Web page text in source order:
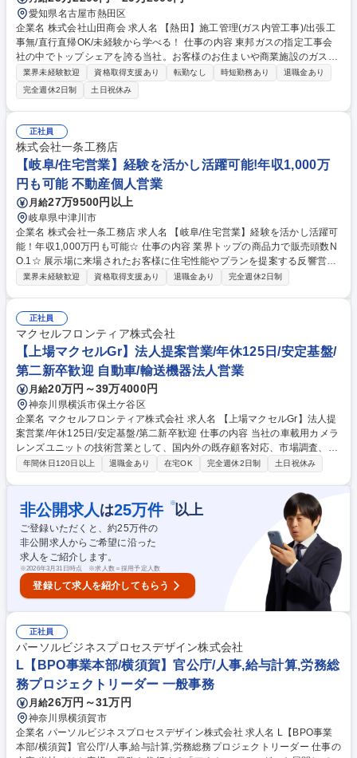
愛知県名古屋市熱田区
企業名 株式会社山田商会 求人名 【熱田】施工管理(ガス内管工事)/出張工
事無/直行直帰OK/未経験から学べる！ 仕事の内容 東邦ガスの指定工事会
社の中でトップシェアを誇る当社。お客様のお住まいや商業施設のガス内
管工事の設計・施工管理を行っていただきます。(現場作業ではありませ
ん)工事全体を管理・調整する監督業務です。 ■現場の工程管理 ■各工事担
当者との打ち合わせ ■予算管理、品質管理、安全管理 ■施工図面／竣工図
面の作成 ■書類の作成、報告など。 書類作成等はサポート事務が複数名お
り、働き易い環境を目指しております。【魅力】東邦ガスの指定工事会社
であり、中部圏内でトップシェアです！土木関連のお仕事が初めてだった
社員も多数活躍しています。 募集職種 【熱田】施工管理(ガス内管工事)/
出張工事無/直行直帰OK/未経験から学べる！
業界未経験歓迎 資格取得支援あり 転勤なし 時短勤務あり
退職金あり
完全週休2日制
土日祝休み
正社員
株式会社一条工務店
【岐阜/住宅営業】経験を活かし活躍可能!年収1,000万
円も可能 不動産個人営業
月給27万9500円以上
岐阜県中津川市
企業名 株式会社一条工務店 求人名 【岐阜/住宅営業】経験を活かし活躍可
能！年収1,000万円も可能☆ 仕事の内容 業界トップの商品力で販売頭数N
O.1☆ 展示場に来場されたお客様に住宅性能やプランを提案する反響営
業。飛び込みやテレアポ無しで、高い商品力を活かしてご提案をいただき
提出 ■契約後のフォローやスケジュール調整 ■社内設計・工事担当との連
携を図り、引き渡しまでお客様をサポート ◎商品力・研修体制が充実して
おり、未経験からでも安心して成長できます。リクルートエージェント 募
集職種 【岐阜/住宅営業】経験を活かし活躍可能！年収1,000万円も可能☆
業界未経験歓迎 資格取得支援あり 退職金あり 完全週休2日制
正社員
マクセルフロンティア株式会社
【上場マクセルGr】法人提案営業/年休125日/安定基盤/
第二新卒歓迎 自動車/輸送機器法人営業
月給20万円～39万4000円
神奈川県横浜市保土ケ谷区
企業名 マクセルフロンティア株式会社 求人名 【上場マクセルGr】法人提
案営業/年休125日/安定基盤/第二新卒歓迎 仕事の内容 当社の車載用カメラ
レンズユニットの技術営業として、国内外の既存顧客対応、市場調査、販
売戦略立案等をお任せします。設計と営業の仲介役として技術価値を顧客
業同行・商談 ■レンズユニットの市場状況分析、潜在顧客の開拓 ■設計部
門と営業部門の連携・仲介（技術価値の訴求） ■売上管理・分析、自社製
品の需要予測、競合動向分析 ■販売実績とりまとめ、販売戦略立案、展示
会準備等 【入社後】上司や先輩による丁寧なＯＪＴでサポートします。
募集職種 【上場マクセルGr】法人提案営業/年休125日/安定基盤/第二新卒
歓迎
年間休日120日以上 退職金あり 在宅OK 完全週休2日制 土日祝休み
非公開求人 は25万件 ※以上
ご登録いただくと、約25万件の
非公開求人からご希望に沿った
求人をご紹介します。
※2026年3月31日時点 ※求人数＝採用予定人数
登録して求人を紹介してもらう
正社員
パーソルビジネスプロセスデザイン株式会社
L【BPO事業本部/横須賀】官公庁/人事,給与計算,労務総
務プロジェクトリーダー 一般事務
月給26万円～31万円
神奈川県横須賀市
企業名 パーソルビジネスプロセスデザイン株式会社 求人名 L【BPO事業
本部/横須賀】官公庁/人事,給与計算,労務総務プロジェクトリーダー 仕事の